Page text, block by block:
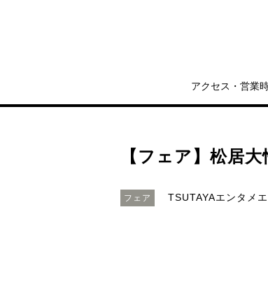
アクセス・営業
【フェア】松居
フェア TSUTAYAエンタメ